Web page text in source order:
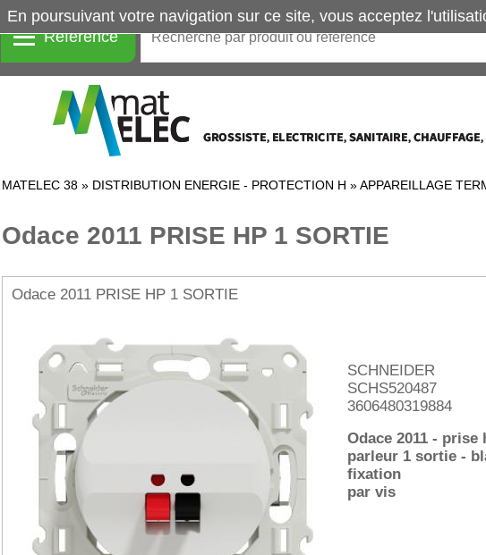
Référence
MATELEC 38 » DISTRIBUTION ENERGIE - PROTECTION H »APPAREILLAGE
Odace 2011 PRISE HP 1 SORTIE
Odace 2011 PRISE HP 1 SORTIE
SCHNEIDER
SCHS520487
3606480319884
Odace 2011 - prise
parleur 1 sortie -
fixation
par vis
En poursuivant votre navigation sur ce site, vous acceptez